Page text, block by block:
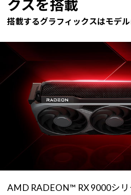
クスを搭載
搭載するグラフィックスはモデ
AMD RADEON™ RX 9000シ